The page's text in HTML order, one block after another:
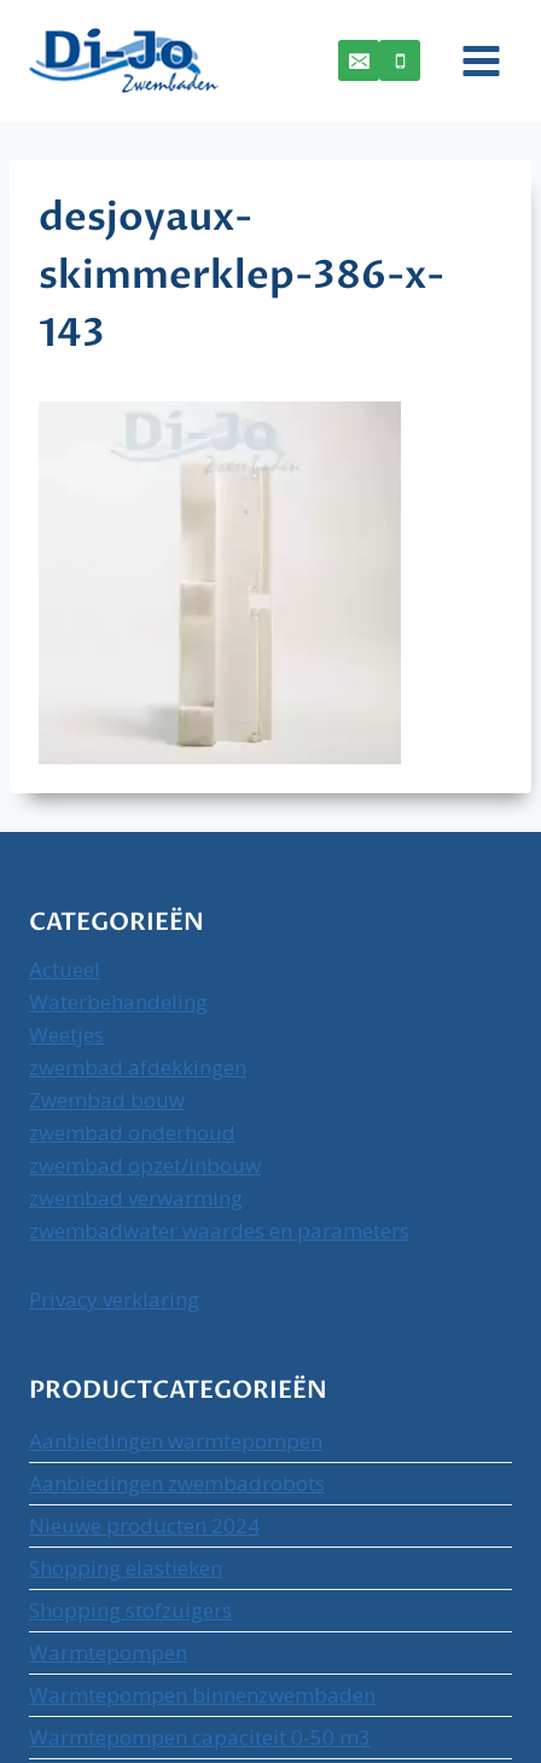
inhoud
desjoyaux-
skimmerklep-386-x-
143
CATEGORIEËN
Actueel
Waterbehandeling
Weetjes
zwembad afdekkingen
Zwembad bouw
zwembad onderhoud
zwembad opzet/inbouw
zwembad verwarming
zwembadwater waardes en parameters
Privacy verklaring
PRODUCTCATEGORIEËN
Aanbiedingen warmtepompen
Aanbiedingen zwembadrobots
Nieuwe producten 2024
Shopping elastieken
Shopping stofzuigers
Warmtepompen
Warmtepompen binnenzwembaden
Warmtepompen capaciteit 0-50 m3